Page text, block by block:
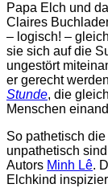
Papa Elch und
Claires
– logisch! –
sie sich auf die
ungestört
er gerecht
Stunde, die
Menschen
So pathetisch
unpathetisch
Autors Minh Lê.
Elchkind